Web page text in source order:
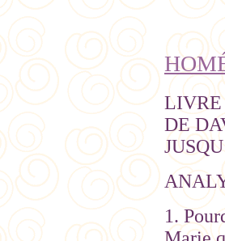
LIVRE
DE
1.